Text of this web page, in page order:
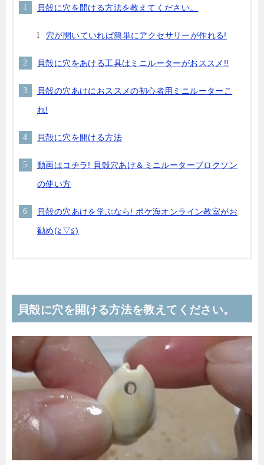
貝殻に穴を開ける方法を教えてください。
穴が開いていれば簡単にアクセサリーが作れる!
貝殻に穴をあける工具はミニルーターがおススメ!!
貝殻の穴あけにおススメの初心者用ミニルーターこ
れ!
貝殻に穴を開ける方法
動画はコチラ! 貝殻穴あけ＆ミニルータープロクソン
の使い方
貝殻の穴あけを学ぶなら! ポケ海オンライン教室がお
勧め(≧▽≦)
貝殻に穴を開ける方法を教えてください。